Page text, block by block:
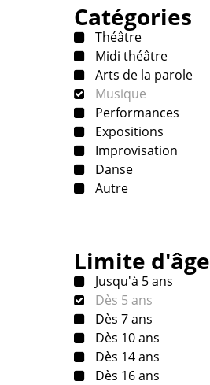
Catégories
Théâtre
Midi théâtre
Arts de la parole
Musique
Performances
Expositions
Improvisation
Danse
Autre
Limite d'âge
Jusqu'à 5 ans
Dès 5 ans
Dès 7 ans
Dès 10 ans
Dès 14 ans
Dès 16 ans